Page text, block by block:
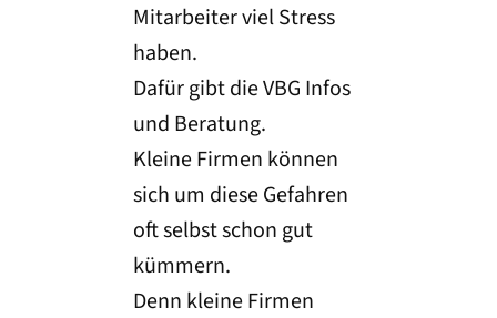
Mitarbeiter viel Stress
haben.
Dafür gibt die VBG Infos
und Beratung.
Kleine Firmen können
sich um diese Gefahren
oft selbst schon gut
kümmern.
Denn kleine Firmen